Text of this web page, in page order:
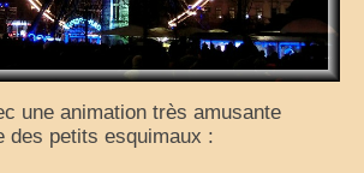
une animation très amusante
des petits esquimaux :